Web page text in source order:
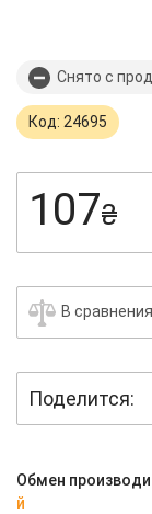
Снято с
Код: 24695
107₴
В сравнения
Поделится:
Обмен
й